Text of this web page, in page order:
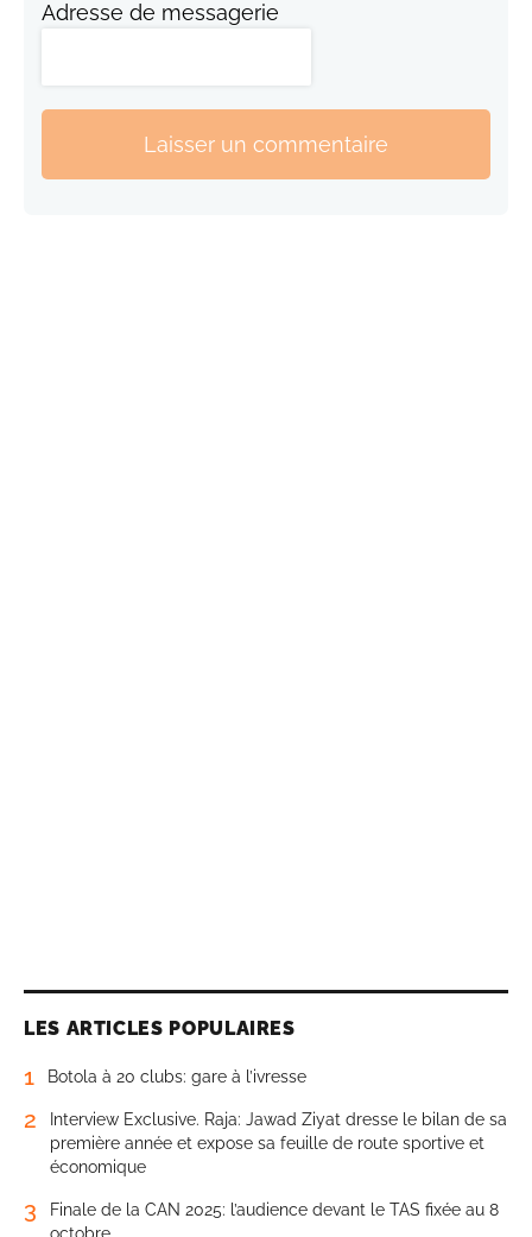
Adresse de messagerie
Laisser un commentaire
LES ARTICLES POPULAIRES
1 Botola à 20 clubs: gare à l’ivresse
2
Interview Exclusive. Raja: Jawad Ziyat dresse le bilan de sa
première année et expose sa feuille de route sportive et
économique
3
Finale de la CAN 2025: l’audience devant le TAS fixée au 8